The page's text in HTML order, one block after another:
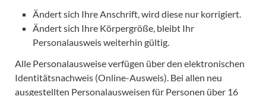
Ändert sich Ihre Anschrift, wird diese nur korrigiert.
Ändert sich Ihre Körpergröße, bleibt Ihr
Personalausweis weiterhin gültig.
Alle Personalausweise verfügen über den elektronischen
Identitätsnachweis (Online-Ausweis). Bei allen neu
ausgestellten Personalausweisen für Personen über 16